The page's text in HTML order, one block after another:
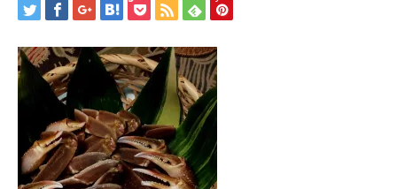
content/themes/kadan_tcd056/single.php
Warning: Attempt to read property "name" on null in
/home/sentakuya/charoku.jp/public_html/wp-
content/themes/kadan_tcd056/single.php